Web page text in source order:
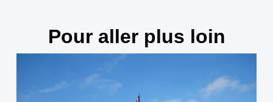
Pour aller plus loin